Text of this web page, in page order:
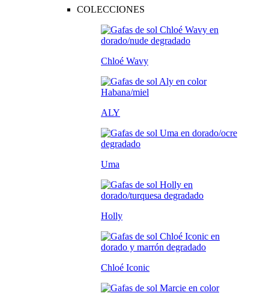
COLECCIONES
Chloé Wavy
ALY
Uma
Holly
Chloé Iconic